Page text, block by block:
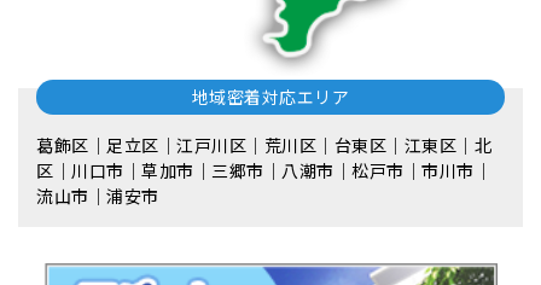
地域密着対応エリア
葛飾区｜足立区｜江戸川区｜荒川区｜台東区｜江東区｜北
区｜川口市｜草加市｜三郷市｜八潮市｜松⼾市｜市川市｜
流⼭市｜浦安市